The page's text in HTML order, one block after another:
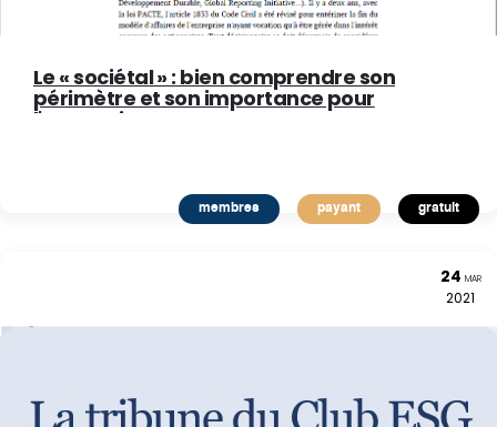
Le « sociétal » : bien comprendre son
périmètre et son importance pour
l'entreprise
membres payant gratuit
24 MAR
2021